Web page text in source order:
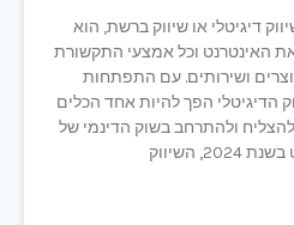
או שיווק ברשת, הוא
וכל אמצעי התקשורת
ושירותים. עם התפתחות
הפך להיות אחד הכלים
ולהתרחב בשוק הדינמי של